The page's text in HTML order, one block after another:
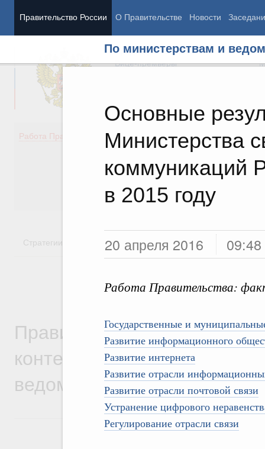
Правительство России О Правительстве Новости
По министерствам и
Основные
Министерства
коммуникаций
в 2015 году
20 апреля 2016 09:48
Работа Правительства:
Государственные и
Развитие информационного
Развитие интернета
Развитие отрасли
Развитие отрасли почтовой связи
Устранение цифрового
Регулирование отрасли связи
Председатель Правительства
Вице-премьеры
Работа Правительства
Демография
Здоровье
Культура
Общество
Государство
Стратегии Государственные программы
Правительственная
контексте работы
ведомств